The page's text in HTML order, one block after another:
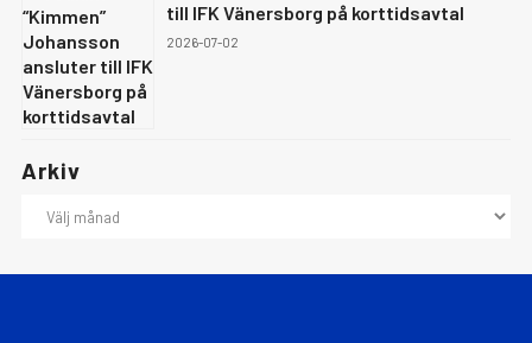
till IFK Vänersborg på korttidsavtal
2026-07-02
Arkiv